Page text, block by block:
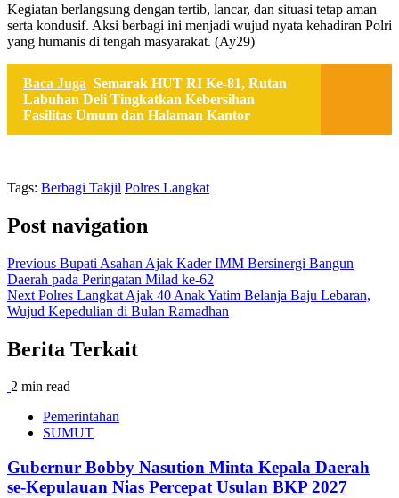
Kegiatan berlangsung dengan tertib, lancar, dan situasi tetap aman
serta kondusif. Aksi berbagi ini menjadi wujud nyata kehadiran Polri
yang humanis di tengah masyarakat. (Ay29)
Baca Juga Semarak HUT RI Ke-81, Rutan
Labuhan Deli Tingkatkan Kebersihan
Fasilitas Umum dan Halaman Kantor
Tags: Berbagi Takjil Polres Langkat
Post navigation
Previous Bupati Asahan Ajak Kader IMM Bersinergi Bangun
Daerah pada Peringatan Milad ke-62
Next Polres Langkat Ajak 40 Anak Yatim Belanja Baju Lebaran,
Wujud Kepedulian di Bulan Ramadhan
Berita Terkait
2 min read
Pemerintahan
SUMUT
Gubernur Bobby Nasution Minta Kepala Daerah
se-Kepulauan Nias Percepat Usulan BKP 2027